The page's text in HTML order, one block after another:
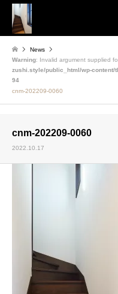
News
Warning: Invalid argument supplied
zushi.style/public_html/wp-content/
94
cnm-202209-0060
cnm-202209-0060
2022.10.17